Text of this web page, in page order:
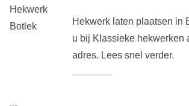
Hekwerk laten plaatsen in
u bij Klassieke hekwerken
adres. Lees snel verder.